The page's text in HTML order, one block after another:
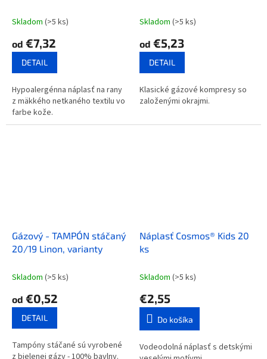
Skladom (>5 ks)
od €7,32
DETAIL
Hypoalergénna náplasť na rany
z mäkkého netkaného textilu vo
farbe kože.
Skladom (>5 ks)
od €5,23
DETAIL
Klasické gázové kompresy so
založenými okrajmi.
Gázový - TAMPÓN stáčaný
20/19 Linon, varianty
Skladom (>5 ks)
od €0,52
DETAIL
Tampóny stáčané sú vyrobené
Náplasť Cosmos® Kids 20
ks
Skladom (>5 ks)
€2,55
Do košíka
Vodeodolná náplasť s detskými